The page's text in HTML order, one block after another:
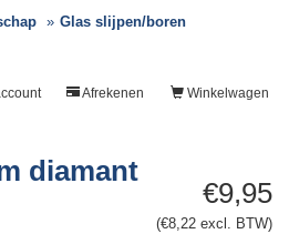
Glas slijpen/boren
Winkelwagen
Afrekenen
€9,95
(€8,22 excl. BTW)
diamant